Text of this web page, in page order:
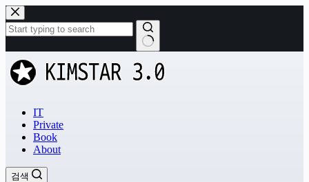
본
문
으
로
건
너
과
없
IT
Private
Book
About
검색